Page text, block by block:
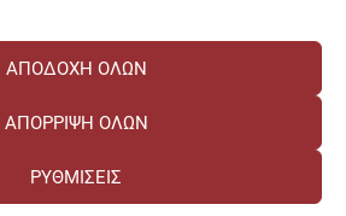
ΑΠΟΔΟΧΉ ΌΛΩΝ
ΑΠΌΡΡΙΨΗ ΌΛΩΝ
ΡΥΘΜΊΣΕΙΣ